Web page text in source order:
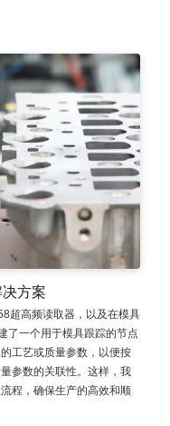
方案
超高频读取器，以及在模具
了一个用于模具跟踪的节点
工艺或质量参数，以便按
参数的关联性。这样，我
程，确保生产的高效和顺